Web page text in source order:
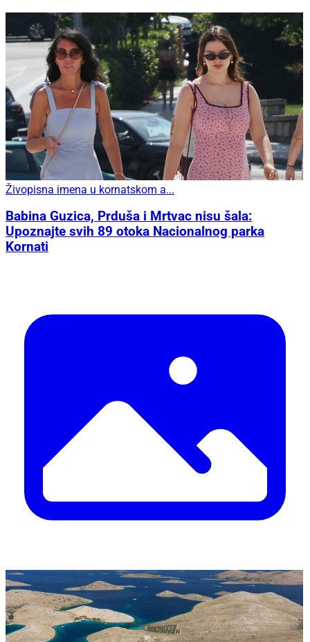
Živopisna imena u kornatskom a...
Babina Guzica, Prduša i Mrtvac nisu šala:
Upoznajte svih 89 otoka Nacionalnog parka
Kornati